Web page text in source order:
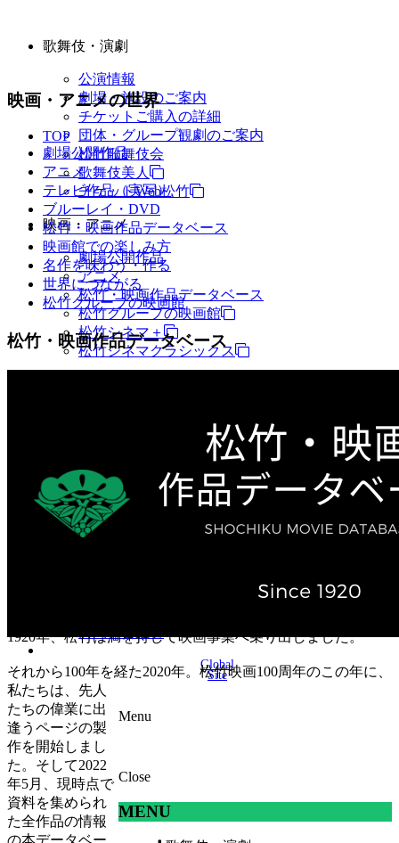
歌舞伎・演劇
公演情報
劇場・施設のご案内
チケットご購入の詳細
団体・グループ観劇のご案内
松竹歌舞伎会
歌舞伎美人
チケットWeb松竹
映画・アニメ
劇場公開作品
アニメ
松竹・映画作品データベース
松竹グループの映画館
松竹シネマ＋
松竹シネマクラシックス
松竹ストア（通販サイト）
ゲーム事業（English）
企業情報
会社案内
Global
Site
Menu
Close
MENU
映画・アニメの世界
TOP
劇場公開作品
アニメ
テレビ作品（実写）
ブルーレイ・DVD
松竹・映画作品データベース
映画館での楽しみ方
名作を味わう・作る
世界につながる
松竹グループの映画館
松竹・映画作品データベース
1920年、松竹は満を持して映画事業へ乗り出しました。
それから100年を経た2020年。松竹映画100周年のこの年に、
私たちは、先人
たちの偉業に出
逢うページの製
作を開始しまし
た。そして2022
年5月、現時点で
資料を集められ
た全作品の情報
の本データベー